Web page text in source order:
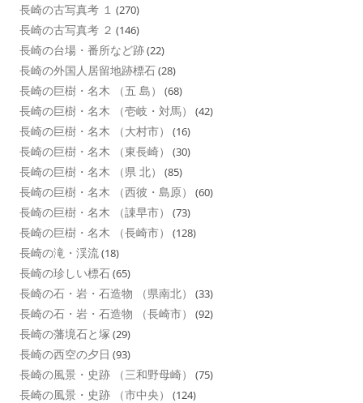
長崎の古写真考 １ (270)
長崎の古写真考 ２ (146)
長崎の台場・番所など跡(22)
長崎の外国人居留地跡標石(28)
長崎の巨樹・名木 （五 島） (68)
長崎の巨樹・名木 （壱岐・対馬） (42)
長崎の巨樹・名木 （大村市） (16)
長崎の巨樹・名木 （東長崎） (30)
長崎の巨樹・名木 （県 北） (85)
長崎の巨樹・名木 （西彼・島原） (60)
長崎の巨樹・名木 （諌早市） (73)
長崎の巨樹・名木 （長崎市） (128)
長崎の滝・渓流(18)
長崎の珍しい標石(65)
長崎の石・岩・石造物 （県南北） (33)
長崎の石・岩・石造物 （長崎市） (92)
長崎の藩境石と塚 (29)
長崎の西空の夕日 (93)
長崎の風景・史跡 （三和野母崎） (75)
長崎の風景・史跡 （市中央） (124)